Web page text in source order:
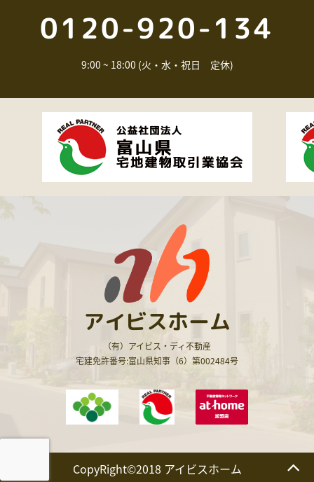
0120-920-134
9:00 ~ 18:00 (火・水・祝日 定休)
アイビスホーム
（有）アイビス・ディ不動産
宅建免許番号:富山県知事（6）第002484号
CopyRight©2018 アイビスホーム